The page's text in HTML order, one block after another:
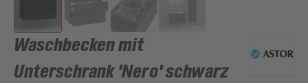
Waschbecken mit
Unterschrank 'Nero' schwarz